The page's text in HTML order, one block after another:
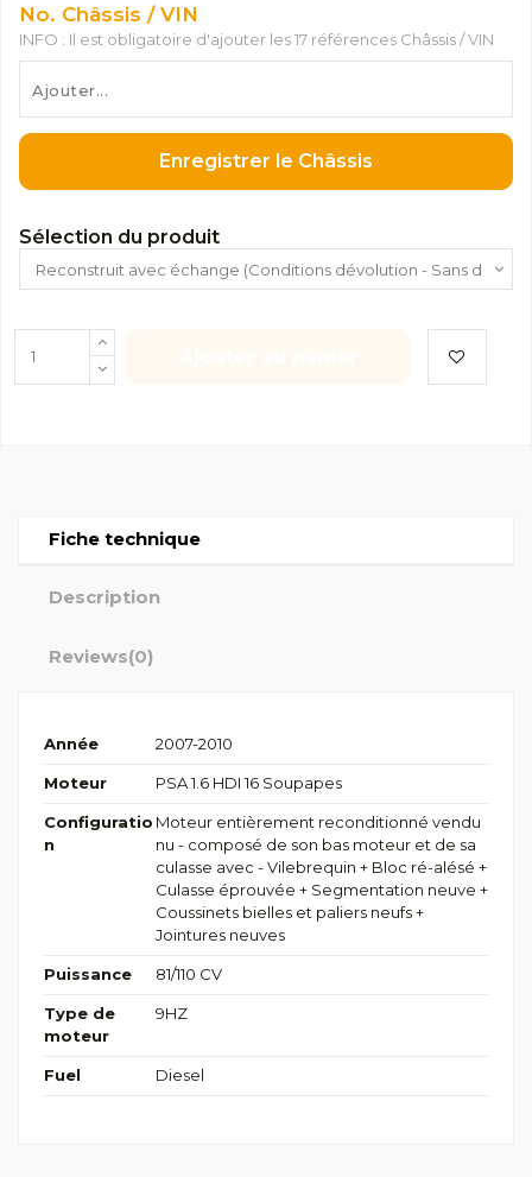
No. Châssis / VIN
INFO : Il est obligatoire d'ajouter les 17 références Châssis / VIN
Enregistrer le Châssis
Sélection du produit
Fiche technique
Description
Reviews(0)
Année 2007-2010
Moteur PSA 1.6 HDI 16 Soupapes
Configuratio
n
Moteur entièrement reconditionné vendu
nu - composé de son bas moteur et de sa
culasse avec - Vilebrequin + Bloc ré-alésé +
Culasse éprouvée + Segmentation neuve +
Coussinets bielles et paliers neufs +
Jointures neuves
Puissance 81/110 CV
Type de
moteur
9HZ
Fuel Diesel